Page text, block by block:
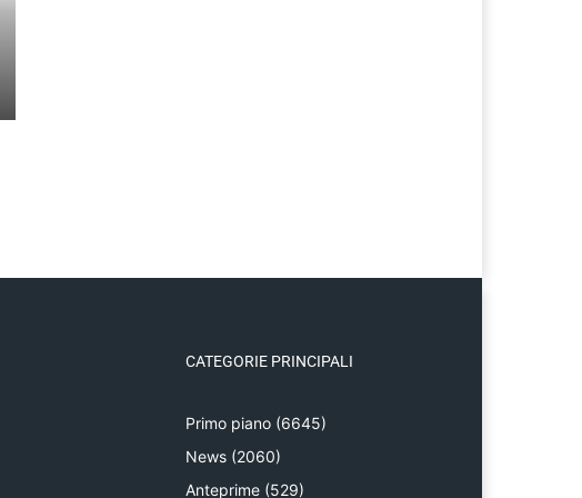
CATEGORIE PRINCIPALI
Primo piano (6645)
News (2060)
Anteprime (529)